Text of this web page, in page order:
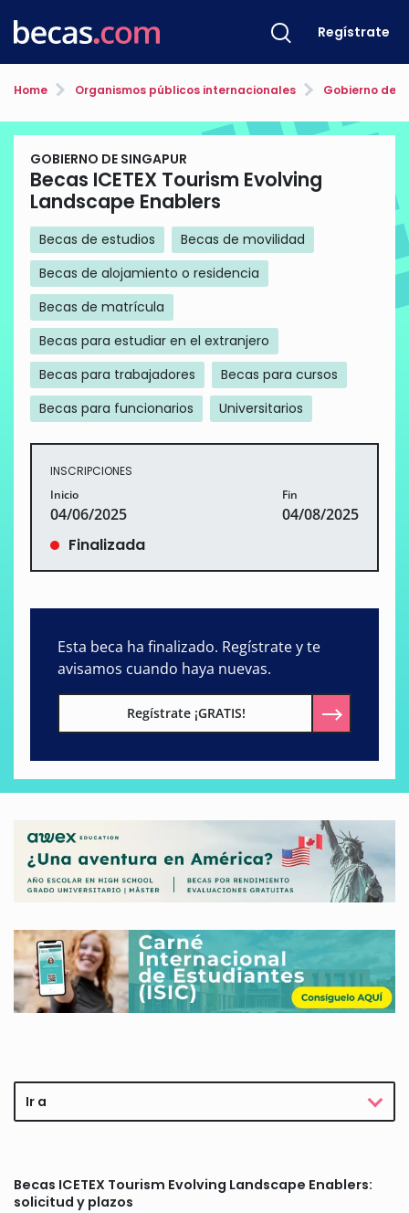
Regístrate
Home Organismos públicos internacionales Gobierno de
GOBIERNO DE SINGAPUR
Becas ICETEX Tourism Evolving
Landscape Enablers
Becas de estudios
Becas de movilidad
Becas de alojamiento o residencia
Becas de matrícula
Becas para estudiar en el extranjero
Becas para trabajadores
Becas para cursos
Becas para funcionarios
Universitarios
INSCRIPCIONES
Inicio
04/06/2025
Fin
04/08/2025
Finalizada
Esta beca ha finalizado. Regístrate y te
avisamos cuando haya nuevas.
Regístrate ¡GRATIS!
Ir a
Becas ICETEX Tourism Evolving Landscape Enablers:
solicitud y plazos